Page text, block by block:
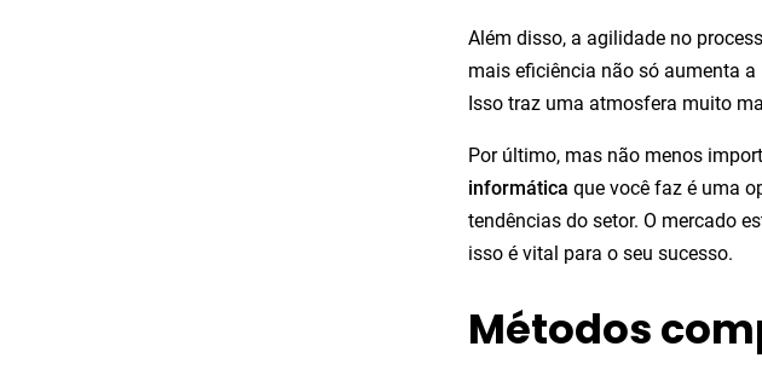
Além disso, a agilidade no
mais eficiência não só aumenta
Isso traz uma atmosfera muito
Por último, mas não menos
informática que você faz é uma
tendências do setor. O mercado
isso é vital para o seu sucesso.
Métodos